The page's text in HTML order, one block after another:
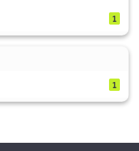
1
1